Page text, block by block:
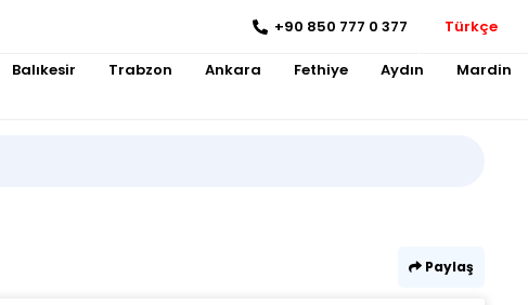
+90 850 777 0 377 Türkçe
Balıkesir Trabzon Ankara Fethiye Aydın Mardin
Paylaş